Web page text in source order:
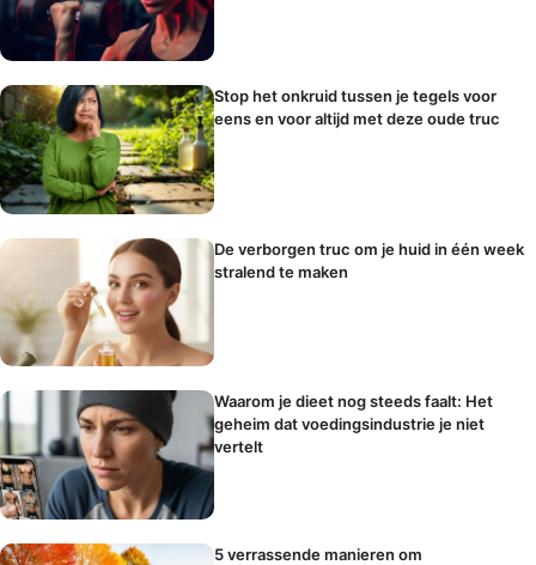
Stop het onkruid tussen je tegels voor
eens en voor altijd met deze oude truc
De verborgen truc om je huid in één week
stralend te maken
Waarom je dieet nog steeds faalt: Het
geheim dat voedingsindustrie je niet
vertelt
5 verrassende manieren om